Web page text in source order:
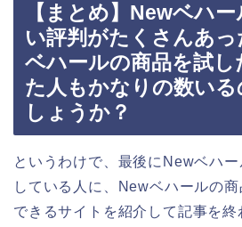
【まとめ】Newベハ
い評判がたくさんあ
ベハールの商品を試し
た人もかなりの数い
しょうか？
というわけで、最後にNewベハ
している人に、Newベハールの
できるサイトを紹介して記事を